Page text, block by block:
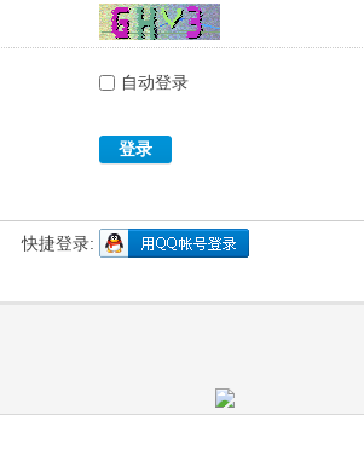
自动登录
登录
快捷登录: